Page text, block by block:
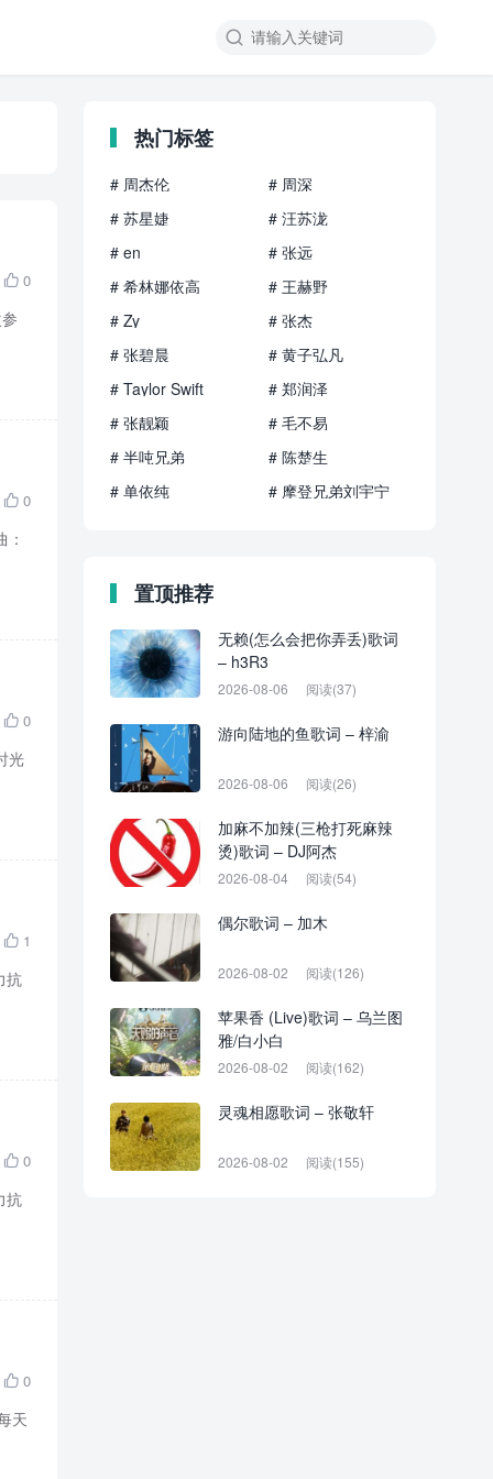

 0
 0
 0
光
 1
抗
 0
抗
 0
天
热门标签
# 周杰伦
# 周深
# 苏星婕
# 汪苏泷
# en
# 张远
# 希林娜依高
# 王赫野
# Zy
# 张杰
# 张碧晨
# 黄子弘凡
# Taylor Swift
# 郑润泽
# 张靓颖
# 毛不易
# 半吨兄弟
# 陈楚生
# 单依纯
# 摩登兄弟刘宇宁
置顶推荐
无赖(怎么会把你弄丢)歌词
– h3R3
2026-08-06 阅读(37)
游向陆地的鱼歌词 – 梓渝
2026-08-06 阅读(26)
加麻不加辣(三枪打死麻辣
烫)歌词 – DJ阿杰
2026-08-04 阅读(54)
偶尔歌词 – 加木
2026-08-02 阅读(126)
苹果香 (Live)歌词 – 乌兰图
雅/白小白
2026-08-02 阅读(162)
灵魂相愿歌词 – 张敬轩
2026-08-02 阅读(155)